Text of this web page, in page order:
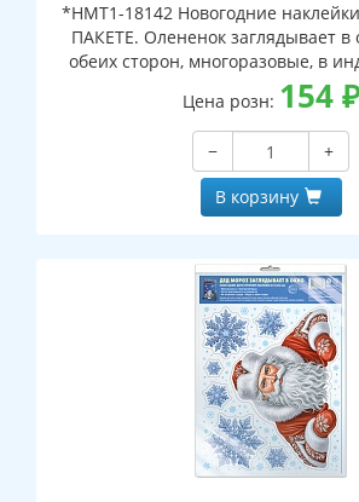
*НМТ1-18142 Новогодние
ПАКЕТЕ. Олененок заглядывает в
обеих сторон, многоразовые, в
упаковке, с европодвесом и
Цена розн: 154₽
−
+
В корзину